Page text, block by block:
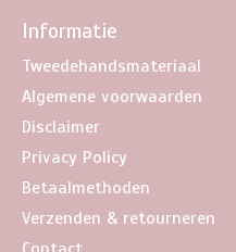
Informatie
Tweedehandsmateriaal
Algemene voorwaarden
Disclaimer
Privacy Policy
Betaalmethoden
Verzenden & retourneren